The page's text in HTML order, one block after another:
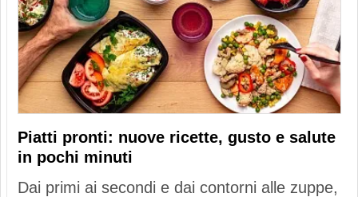
Piatti pronti: nuove ricette, gusto e salute
in pochi minuti
Dai primi ai secondi e dai contorni alle zuppe,